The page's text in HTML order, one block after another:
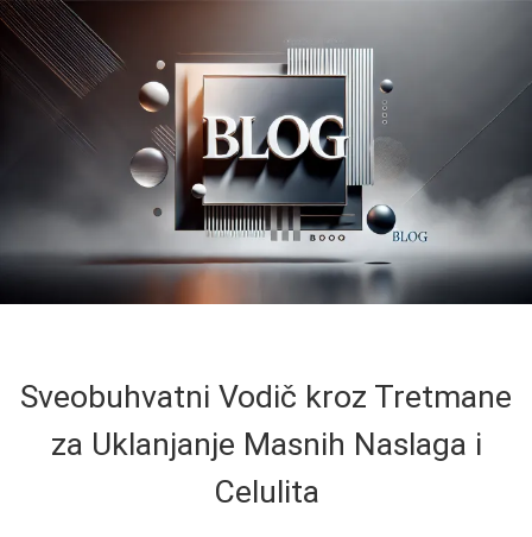
Sveobuhvatni Vodič kroz Tretmane
za Uklanjanje Masnih Naslaga i
Celulita